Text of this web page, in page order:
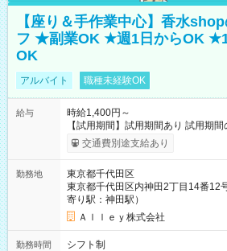
【座り＆手作業中心】香水
フ ★副業OK ★週1日からOK
OK
アルバイト 職種未経験OK
給与
時給1,400円～
【試用期間】試用期間あり 試用期
給与は本採用時と同じです。
交通費別途支給あり
勤務地
東京都千代田区
東京都千代田区内神田2丁目14番12
寄り駅：神田駅）
Ａｌｌｅｙ株式会社
勤務時間
シフト制